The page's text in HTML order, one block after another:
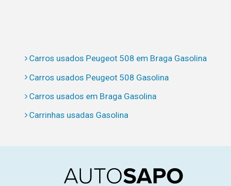
Carros usados Peugeot 508 em Braga Gasolina
Carros usados Peugeot 508 Gasolina
Carros usados em Braga Gasolina
Carrinhas usadas Gasolina